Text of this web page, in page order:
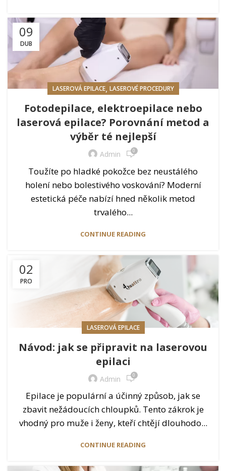
09
DUB
LASEROVÁ EPILACE, LASEROVÉ PROCEDURY
Fotodepilace, elektroepilace nebo
laserová epilace? Porovnání metod a
výběr té nejlepší
Admin 0
Toužíte po hladké pokožce bez neustálého
holení nebo bolestivého voskování? Moderní
estetická péče nabízí hned několik metod
trvalého...
CONTINUE READING
02
PRO
LASEROVÁ EPILACE
Návod: jak se připravit na laserovou
epilaci
Admin 0
Epilace je populární a účinný způsob, jak se
zbavit nežádoucích chloupků. Tento zákrok je
vhodný pro muže i ženy, kteří chtějí dlouhodo...
CONTINUE READING